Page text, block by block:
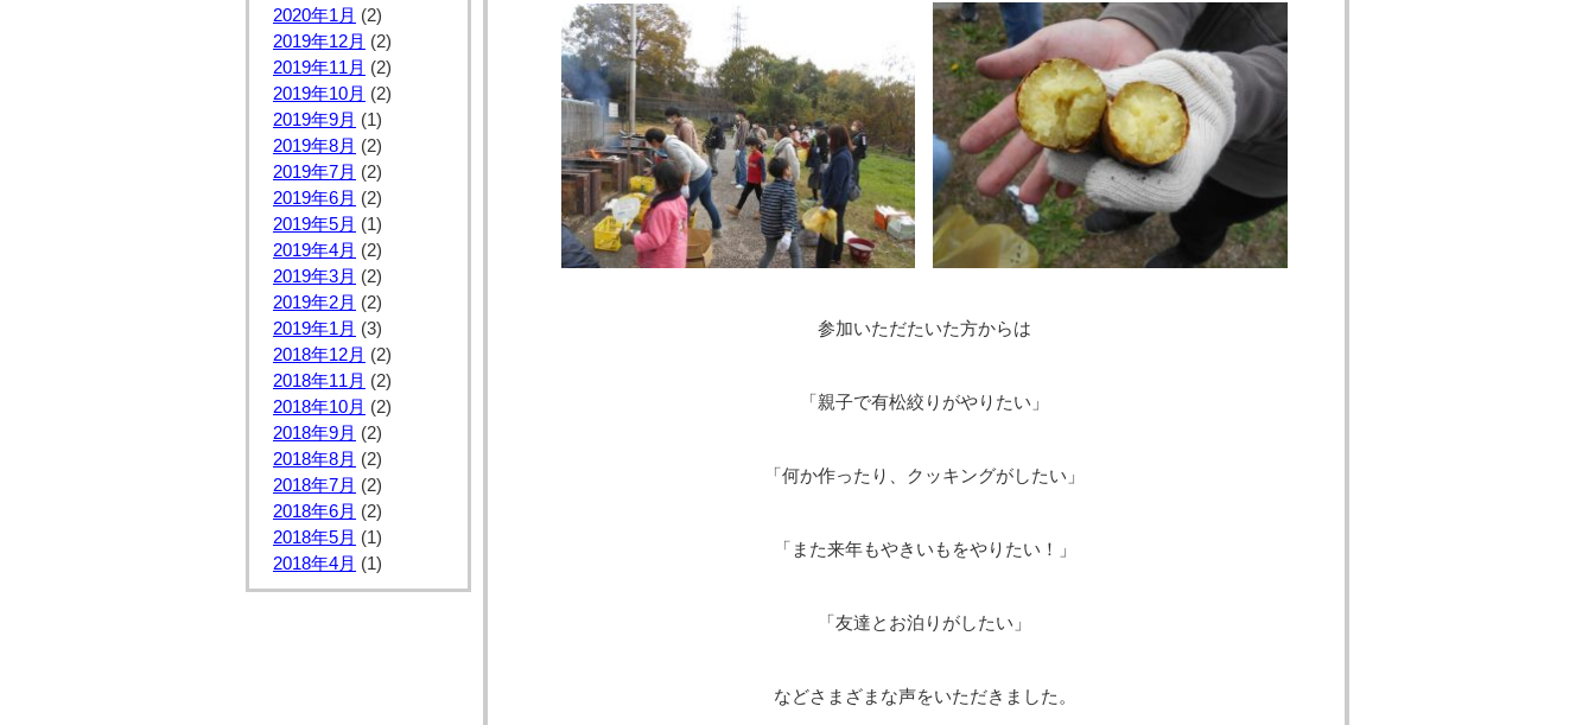
2020年1月 (2)
2019年12月 (2)
2019年11月 (2)
2019年10月 (2)
2019年9月 (1)
2019年8月 (2)
2019年7月 (2)
2019年6月 (2)
2019年5月 (1)
2019年4月 (2)
2019年3月 (2)
2019年2月 (2)
2019年1月 (3)
2018年12月 (2)
2018年11月 (2)
2018年10月 (2)
2018年9月 (2)
2018年8月 (2)
2018年7月 (2)
2018年6月 (2)
2018年5月 (1)
2018年4月 (1)
参加いただたいた方からは
「親子で有松絞りがやりたい」
「何か作ったり、クッキングがしたい」
「また来年もやきいもをやりたい！」
「友達とお泊りがしたい」
などさまざまな声をいただきました。